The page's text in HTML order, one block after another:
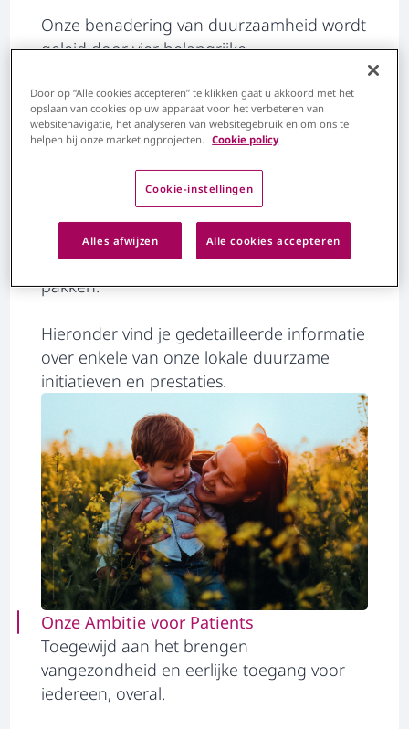
Onze benadering van duurzaamheid wordt
geleid door vier belangrijke
Planet. Elke pijler vertegenwoordigt een
cruciaal gebied waarin we een positieve
impact willen maken. Door onze
bedrijfsontwikkeling te koppelen aan
maatschappelijke vooruitgang, zetten we
ons in om economische waarde te
genereren en tegelijkertijd belangrijke
maatschappelijke uitdagingen aan te
pakken.
Hieronder vind je gedetailleerde informatie
over enkele van onze lokale duurzame
initiatieven en prestaties.
Onze Ambitie voor Patients
Toegewijd aan het brengen
vangezondheid en eerlijke toegang voor
iedereen, overal.
Door op “Alle cookies accepteren” te klikken gaat u akkoord met het
opslaan van cookies op uw apparaat voor het verbeteren van
websitenavigatie, het analyseren van websitegebruik en om ons te
helpen bij onze marketingprojecten.
Cookie policy
Cookie-instellingen
Alles afwijzen Alle cookies accepteren